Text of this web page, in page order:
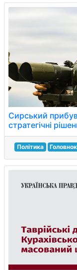
Сирський
стратегічні
Політика